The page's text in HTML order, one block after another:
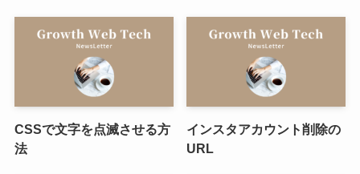
CSSで文字を点滅させる方
法
インスタアカウント削除の
URL